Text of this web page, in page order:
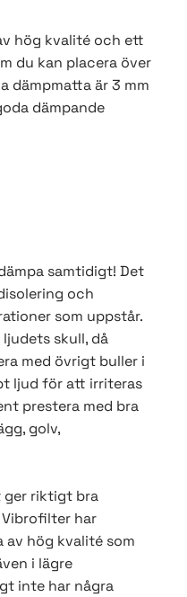
hög kvalité och ett
du kan placera över
dämpmatta är 3 mm
dämpande
samtidigt! Det
och
som uppstår.
skull, då
med övrigt buller i
ljud för att irriteras
prestera med bra
golv,
ger riktigt bra
har
hög kvalité som
i lägre
inte har några